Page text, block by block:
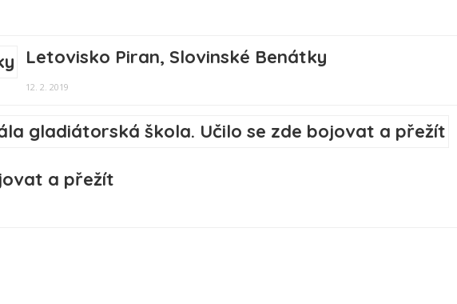
Letovisko Piran, Slovinské Benátky
12. 2. 2019
a přežít